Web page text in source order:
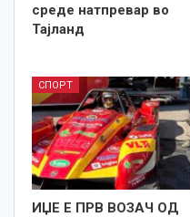
среде натпревар во
Тајланд
СПОРТ
ИЏЕ Е ПРВ ВОЗАЧ ОД